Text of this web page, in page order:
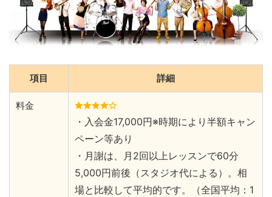
項目 詳細
料金
・入会金17,000円※時期により半額キャン
ペーン等あり
・月謝は、月2回以上レッスンで60分
5,000円前後（スタジオ代による）。相
場と比較して平均的です。（全国平均：1